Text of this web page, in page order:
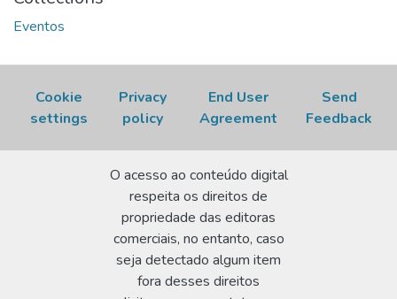
Eventos
Cookie
settings
Privacy
policy
End User
Agreement
Send
Feedback
O acesso ao conteúdo digital
respeita os direitos de
propriedade das editoras
comerciais, no entanto, caso
seja detectado algum item
fora desses direitos